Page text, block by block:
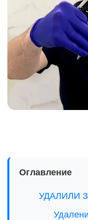
Оглавление
УДАЛИЛИ